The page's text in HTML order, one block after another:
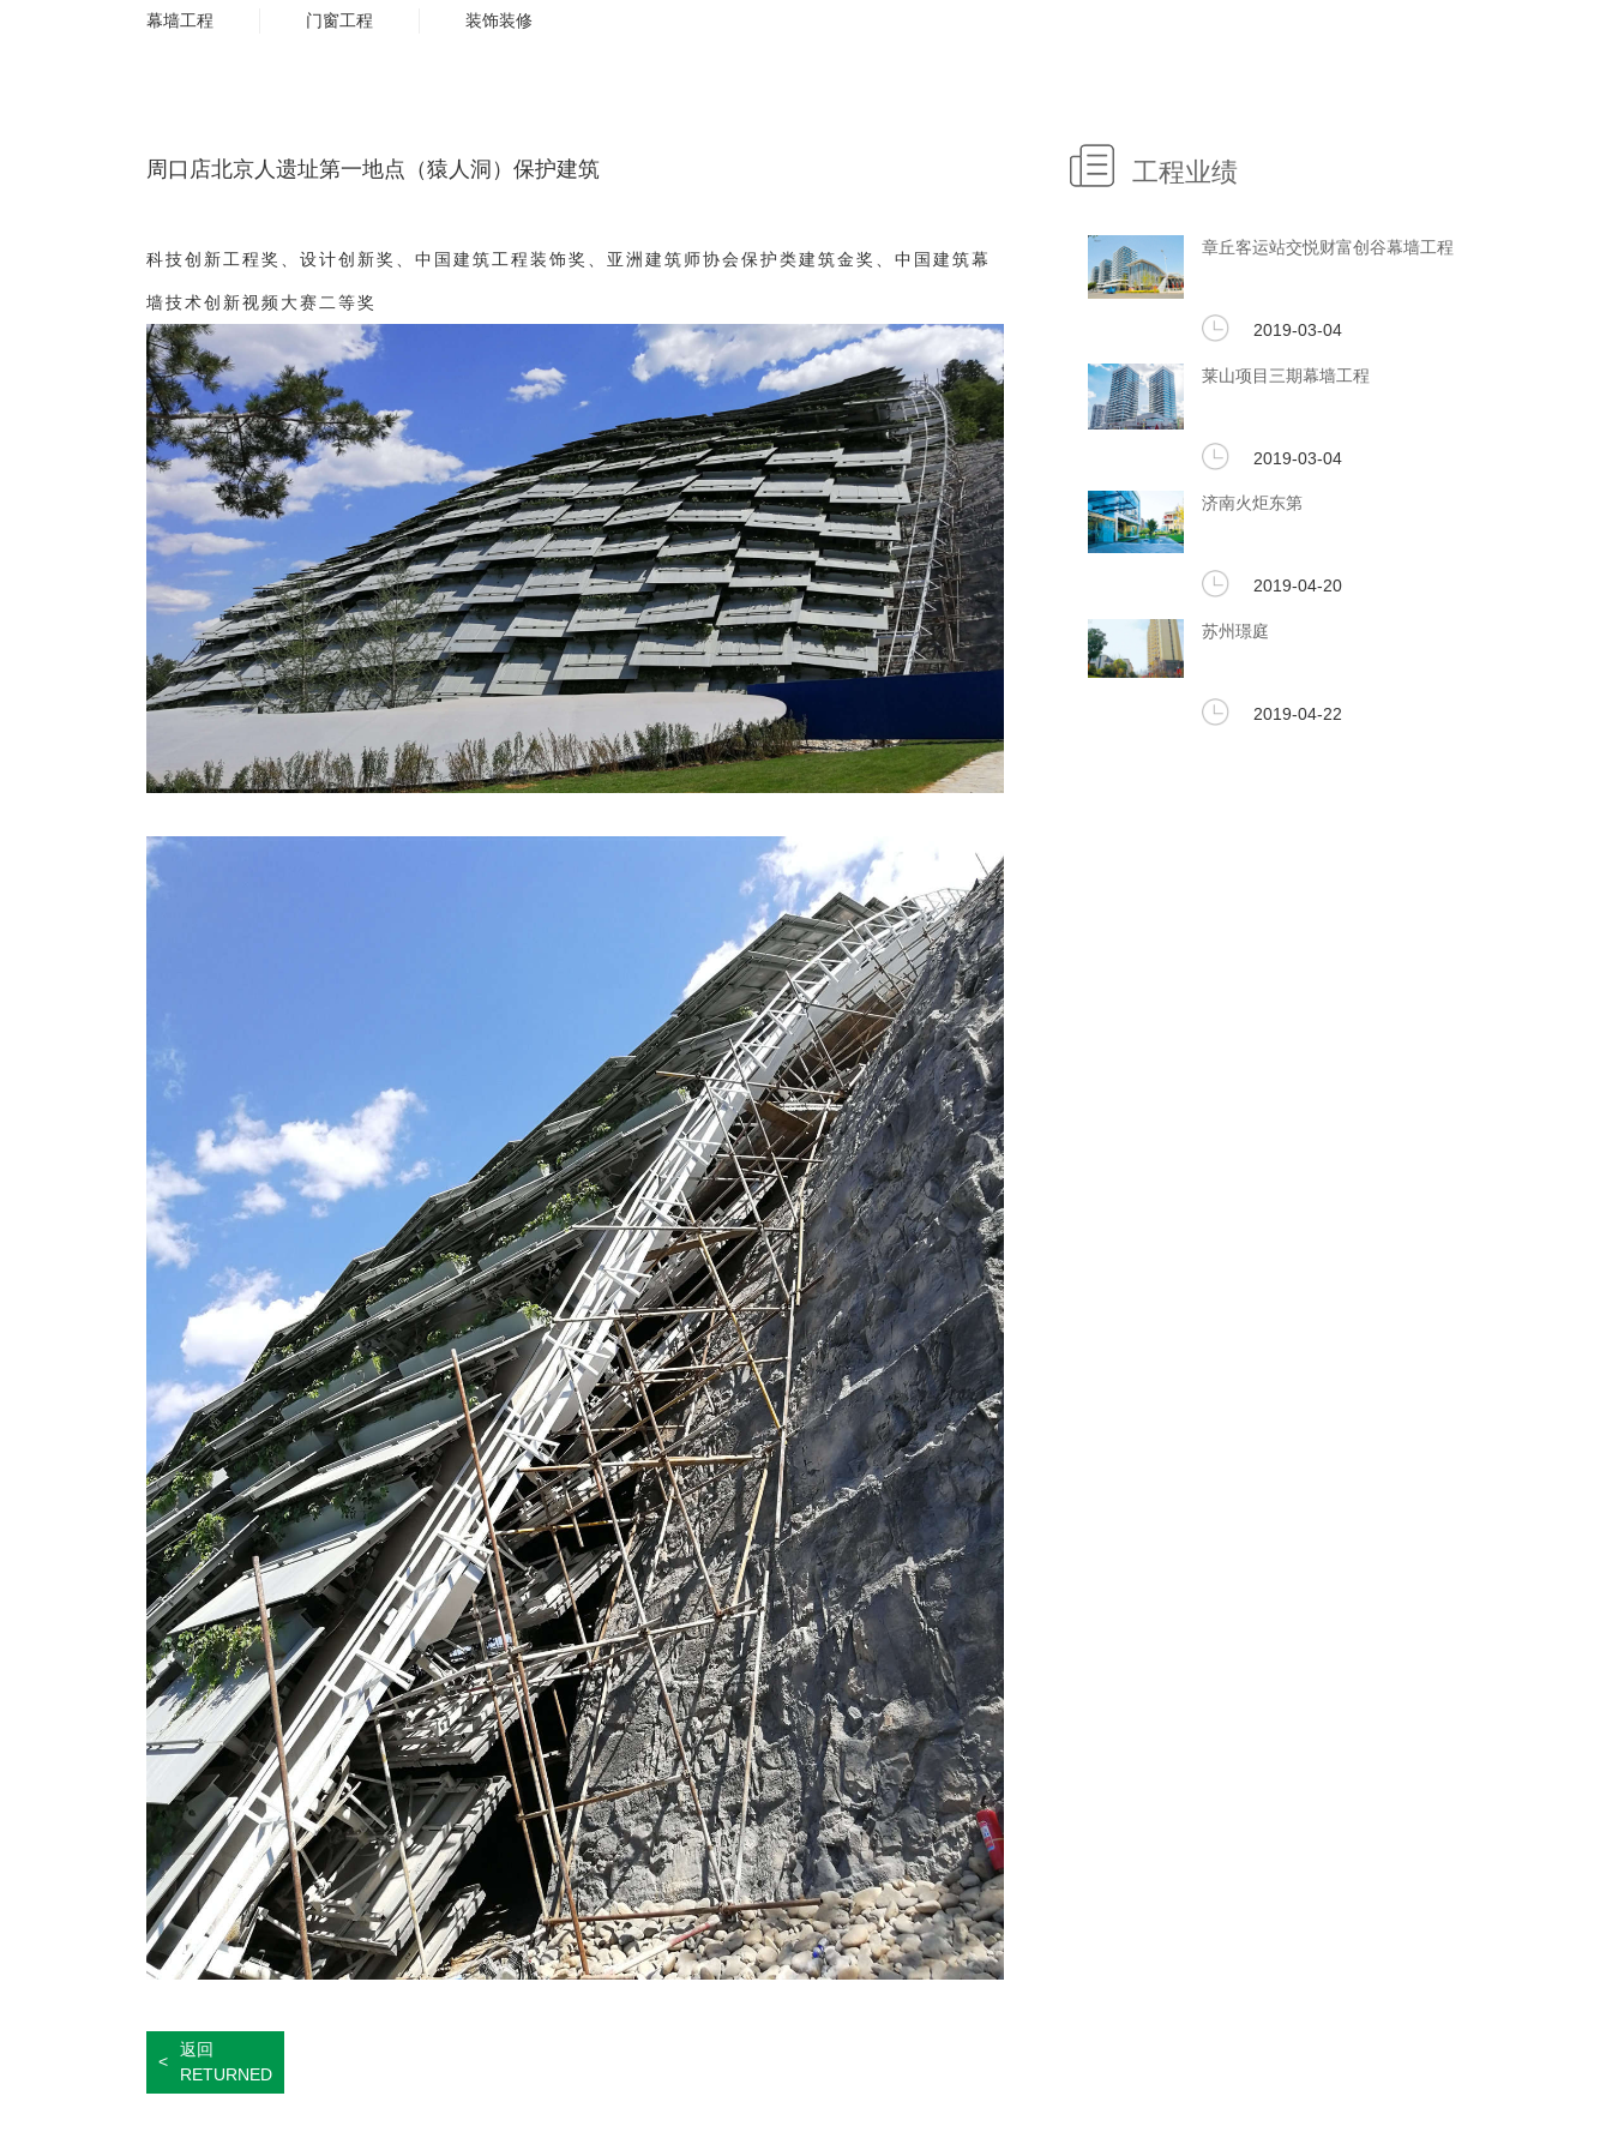
幕墙工程 门窗工程 装饰装修
周口店北京人遗址第一地点（猿人洞）保护建筑
科技创新工程奖、设计创新奖、中国建筑工程装饰奖、亚洲建筑师协会保护类建筑金奖、中国建筑幕
墙技术创新视频大赛二等奖
<
返回
RETURNED
工程业绩
章丘客运站交悦财富创谷幕墙工程
2019-03-04
莱山项目三期幕墙工程
2019-03-04
济南火炬东第
2019-04-20
苏州璟庭
2019-04-22